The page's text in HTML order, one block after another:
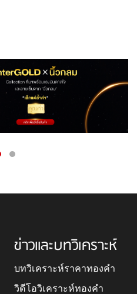
ข่าวและบทวิเคราะห์
บทวิเคราะห์ราคาทองคำ
วิดีโอวิเคราะห์ทองคำ